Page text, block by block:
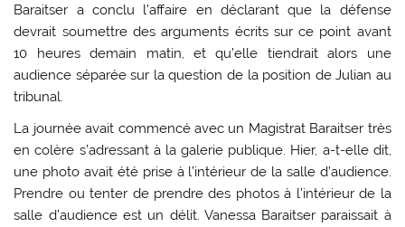
Baraitser a conclu l’affaire en déclarant que la défense
devrait soumettre des arguments écrits sur ce point avant
10 heures demain matin, et qu’elle tiendrait alors une
audience séparée sur la question de la position de Julian au
tribunal.
La journée avait commencé avec un Magistrat Baraitser très
en colère s’adressant à la galerie publique. Hier, a-t-elle dit,
une photo avait été prise à l’intérieur de la salle d’audience.
Prendre ou tenter de prendre des photos à l’intérieur de la
salle d’audience est un délit. Vanessa Baraitser paraissait à